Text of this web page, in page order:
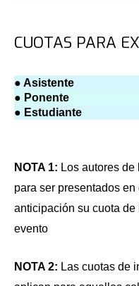
CUOTAS PARA
● Asistente
● Ponente
● Estudiante
NOTA 1: Los autores
para ser presentados
anticipación su cuota de
evento
NOTA 2: Las cuotas de